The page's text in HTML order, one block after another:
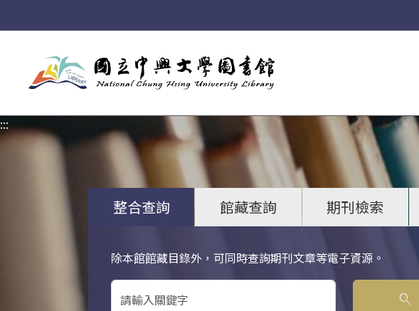
:::
整合查詢 館藏查詢 期刊檢索
除本館館藏目錄外，可同時查詢期刊文章等電子資源。
關鍵字搜尋
search